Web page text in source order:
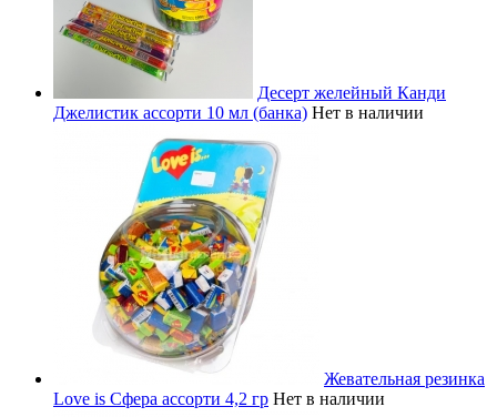
Десерт желейный Канди
Джелистик ассорти 10 мл (банка) Нет в наличии
Жевательная резинка
Love is Сфера ассорти 4,2 гр Нет в наличии